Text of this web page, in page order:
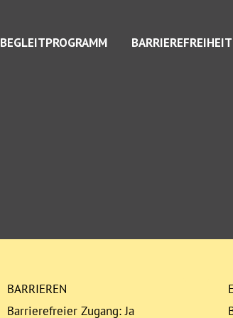
BEGLEITPROGRAMM BARRIEREFREIHEIT
BARRIEREN
Barrierefreier Zugang: Ja